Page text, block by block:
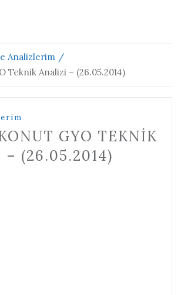
Analizlerim
Teknik Analizi – (26.05.2014)
GYO TEKNIK
– (26.05.2014)